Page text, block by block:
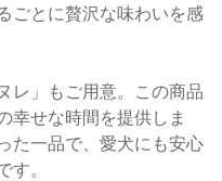
ごとに贅沢な味わいを感
レ」もご用意。この商品
幸せな時間を提供しま
た一品で、愛犬にも安心
。